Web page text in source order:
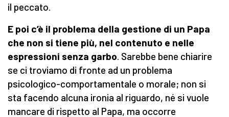
il peccato.
E poi c’è il problema della gestione di un Papa
che non si tiene più, nel contenuto e nelle
espressioni senza garbo. Sarebbe bene chiarire
se ci troviamo di fronte ad un problema
psicologico-comportamentale o morale; non si
sta facendo alcuna ironia al riguardo, né si vuole
mancare di rispetto al Papa, ma occorre